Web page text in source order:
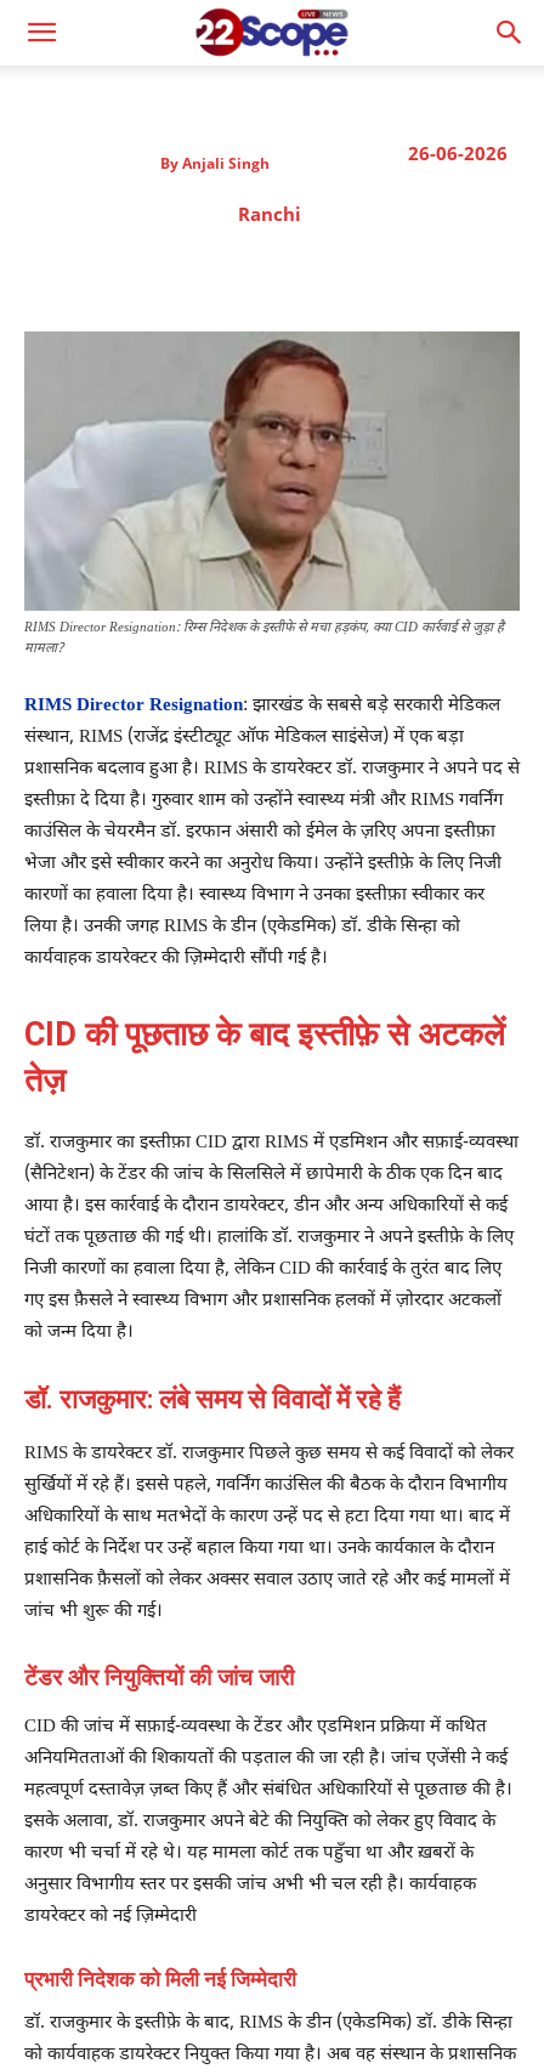
26-06-2026
By Anjali Singh
Ranchi
RIMS Director Resignation: रिम्स निदेशक के इस्तीफे से मचा हड़कंप, क्या CID कार्रवाई से जुड़ा है
मामला?
RIMS Director Resignation: झारखंड के सबसे बड़े सरकारी मेडिकल
संस्थान, RIMS (राजेंद्र इंस्टीट्यूट ऑफ मेडिकल साइंसेज) में एक बड़ा
प्रशासनिक बदलाव हुआ है। RIMS के डायरेक्टर डॉ. राजकुमार ने अपने पद से
इस्तीफ़ा दे दिया है। गुरुवार शाम को उन्होंने स्वास्थ्य मंत्री और RIMS गवर्निंग
काउंसिल के चेयरमैन डॉ. इरफान अंसारी को ईमेल के ज़रिए अपना इस्तीफ़ा
भेजा और इसे स्वीकार करने का अनुरोध किया। उन्होंने इस्तीफ़े के लिए निजी
कारणों का हवाला दिया है। स्वास्थ्य विभाग ने उनका इस्तीफ़ा स्वीकार कर
लिया है। उनकी जगह RIMS के डीन (एकेडमिक) डॉ. डीके सिन्हा को
कार्यवाहक डायरेक्टर की ज़िम्मेदारी सौंपी गई है।
CID की पूछताछ के बाद इस्तीफ़े से अटकलें
तेज़
डॉ. राजकुमार का इस्तीफ़ा CID द्वारा RIMS में एडमिशन और सफ़ाई-व्यवस्था
(सैनिटेशन) के टेंडर की जांच के सिलसिले में छापेमारी के ठीक एक दिन बाद
आया है। इस कार्रवाई के दौरान डायरेक्टर, डीन और अन्य अधिकारियों से कई
घंटों तक पूछताछ की गई थी। हालांकि डॉ. राजकुमार ने अपने इस्तीफ़े के लिए
निजी कारणों का हवाला दिया है, लेकिन CID की कार्रवाई के तुरंत बाद लिए
गए इस फ़ैसले ने स्वास्थ्य विभाग और प्रशासनिक हलकों में ज़ोरदार अटकलों
को जन्म दिया है।
डॉ. राजकुमार: लंबे समय से विवादों में रहे हैं
RIMS के डायरेक्टर डॉ. राजकुमार पिछले कुछ समय से कई विवादों को लेकर
सुर्खियों में रहे हैं। इससे पहले, गवर्निंग काउंसिल की बैठक के दौरान विभागीय
अधिकारियों के साथ मतभेदों के कारण उन्हें पद से हटा दिया गया था। बाद में
हाई कोर्ट के निर्देश पर उन्हें बहाल किया गया था। उनके कार्यकाल के दौरान
प्रशासनिक फ़ैसलों को लेकर अक्सर सवाल उठाए जाते रहे और कई मामलों में
जांच भी शुरू की गई।
टेंडर और नियुक्तियों की जांच जारी
CID की जांच में सफ़ाई-व्यवस्था के टेंडर और एडमिशन प्रक्रिया में कथित
अनियमितताओं की शिकायतों की पड़ताल की जा रही है। जांच एजेंसी ने कई
महत्वपूर्ण दस्तावेज़ ज़ब्त किए हैं और संबंधित अधिकारियों से पूछताछ की है।
इसके अलावा, डॉ. राजकुमार अपने बेटे की नियुक्ति को लेकर हुए विवाद के
कारण भी चर्चा में रहे थे। यह मामला कोर्ट तक पहुँचा था और ख़बरों के
अनुसार विभागीय स्तर पर इसकी जांच अभी भी चल रही है। कार्यवाहक
डायरेक्टर को नई ज़िम्मेदारी
प्रभारी निदेशक को मिली नई जिम्मेदारी
डॉ. राजकुमार के इस्तीफ़े के बाद, RIMS के डीन (एकेडमिक) डॉ. डीके सिन्हा
को कार्यवाहक डायरेक्टर नियुक्त किया गया है। अब वह संस्थान के प्रशासनिक